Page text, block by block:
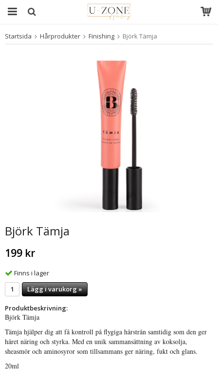
Produkten har blivit tillagd i varukorgen
Startsida Hårprodukter Finishing Björk Tämja
Björk Tämja
199 kr
Finns i lager
Lägg i varukorg »
Produktbeskrivning:
Björk Tämja
Tämja hjälper dig att få kontroll på flygiga hårstrån samtidig som den ger
håret näring och styrka. Med en unik sammansättning av koksolja,
sheasmör och aminosyror som tillsammans ger näring, fukt och glans.
20ml